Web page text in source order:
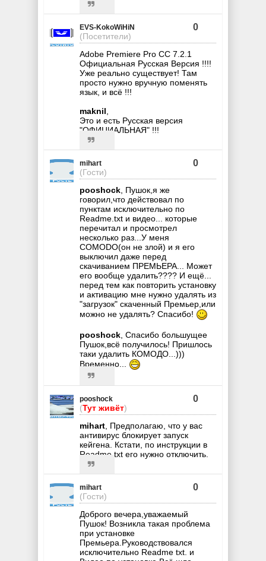
EVS-KokoWiHiN
(Посетители)
0
Adobe Premiere Pro CC 7.2.1
Официальная Русская Версия !!!!
Уже реально существует! Там
просто нужно вручную поменять
язык, и всё !!!
maknil,
Это и есть Русская версия
"ОФИЦИАЛЬНАЯ" !!!
mihart
(Гости)
0
pooshock, Пушок,я же
говорил,что действовал по
пунктам исключительно по
Readme.txt и видео... которые
перечитал и просмотрел
несколько раз...У меня
COMODO(он не злой) и я его
выключил даже перед
скачиванием ПРЕМЬЕРА... Может
его вообще удалить???? И ещё...
перед тем как повторить установку
и активацию мне нужно удалять из
"загрузок" скаченный Премьер,или
можно не удалять? Спасибо!
pooshock, Спасибо большущее
Пушок,всё получилось! Пришлось
таки удалить КОМОДО...)))
Временно...
pooshock
(Тут живёт)
0
mihart, Предполагаю, что у вас
антивирус блокирует запуск
кейгена. Кстати, по инструкции в
Readme.txt его нужно отключить.
mihart
(Гости)
0
Доброго вечера,уважаемый
Пушок! Возникла такая проблема
при установке
Премьера.Руководствовался
исключительно Readme txt. и